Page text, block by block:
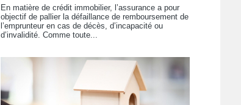
En matière de crédit immobilier, l’assurance a pour
objectif de pallier la défaillance de remboursement de
l’emprunteur en cas de décès, d’incapacité ou
d’invalidité. Comme toute...